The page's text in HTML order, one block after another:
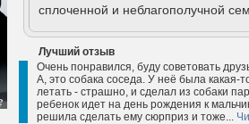
сплоченной и неблагополучной
Лучший отзыв
Очень понравился, буду советовать
А, это собака соседа. У неё была какая-
летать - страшно, и сделал из собаки
ребенок идет на день рождения к
решила сделать ему сюрприз и тоже...